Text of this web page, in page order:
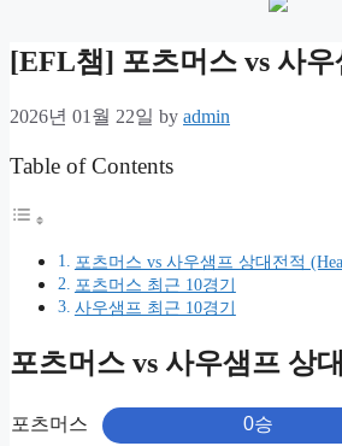
[EFL챔] 포츠머스 vs 사
2026년 01월 22일 by admin
Table of Contents
포츠머스 vs 사우샘프 상대전적
포츠머스 최근 10경기
사우샘프 최근 10경기
포츠머스 vs 사우샘프 상
포츠머스 0승